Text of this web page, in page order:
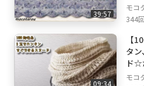
39:57
み
☆
モコ
344
09:34
【
タ
ド☆
☆
モコ